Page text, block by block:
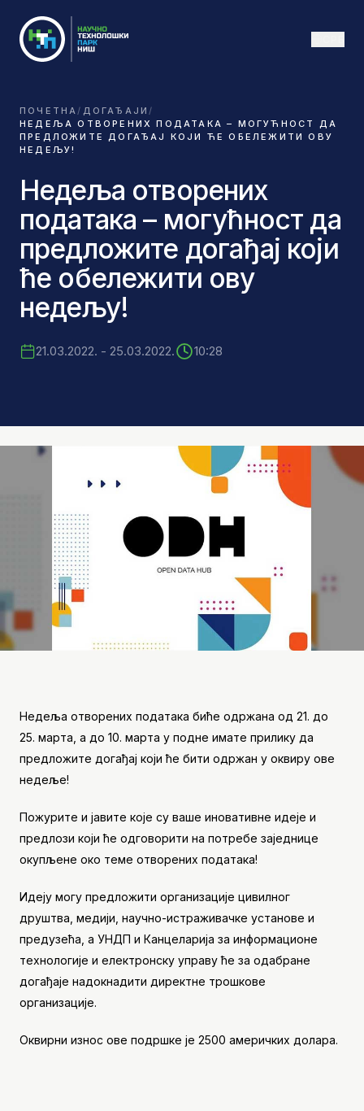
ПОЧЕТНА/ ДОГАЂАЈИ/
НЕДЕЉА ОТВОРЕНИХ ПОДАТАКА – МОГУЋНОСТ ДА
ПРЕДЛОЖИТЕ ДОГАЂАЈ КОЈИ ЋЕ ОБЕЛЕЖИТИ ОВУ
НЕДЕЉУ!
Недеља отворених
података – могућност да
предложите догађај који
ће обележити ову
недељу!
21.03.2022. - 25.03.2022. 10:28
Недеља отворених података биће одржана од 21. до
25. марта, а до 10. марта у подне имате прилику да
предложите догађај који ће бити одржан у оквиру ове
недеље!
Пожурите и јавите које су ваше иновативне идеје и
предлози који ће одговорити на потребе заједнице
окупљене око теме отворених података!
Идеју могу предложити организације цивилног
друштва, медији, научно-истраживачке установе и
предузећа, а УНДП и Канцеларија за информационе
технологије и електронску управу ће за одабране
догађаје надокнадити директне трошкове
организације.
Оквирни износ ове подршке је 2500 америчких долара.